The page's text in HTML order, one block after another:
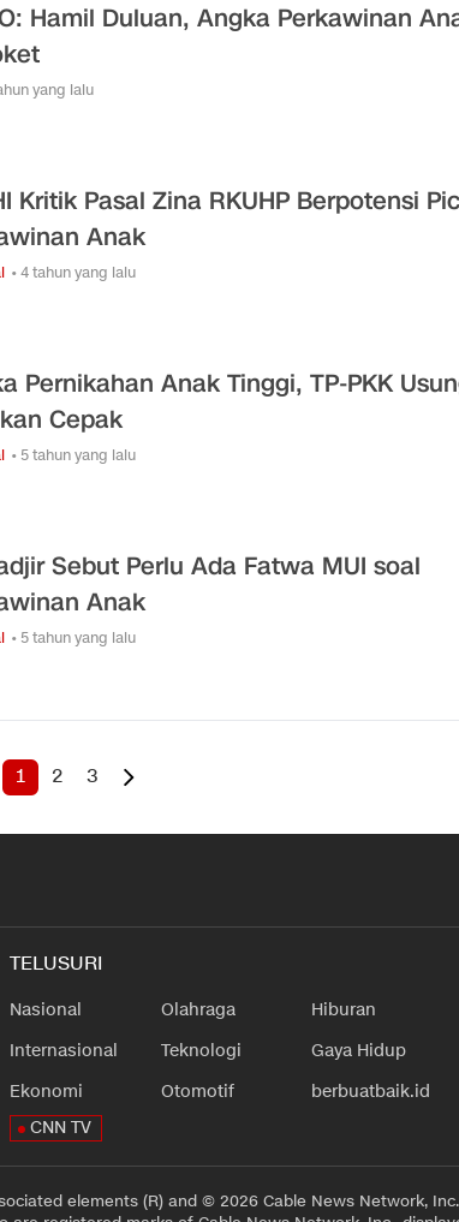
Hamil Duluan, Angka Perkawinan
yang lalu
Kritik Pasal Zina RKUHP Berpotensi
Anak
• 4 tahun yang lalu
Pernikahan Anak Tinggi, TP-PKK
Cepak
• 5 tahun yang lalu
Sebut Perlu Ada Fatwa MUI soal
Anak
• 5 tahun yang lalu
1 2 3
TELUSURI
Nasional
Internasional
Ekonomi
Olahraga
Teknologi
Otomotif
Hiburan
Gaya Hidup
berbuatbaik.id
CNN TV
elements (R) and © 2026 Cable News Network,